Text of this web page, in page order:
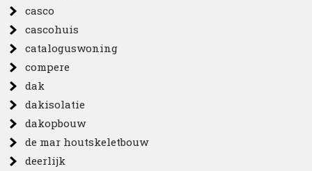
casco
cascohuis
cataloguswoning
compere
dak
dakisolatie
dakopbouw
de mar houtskeletbouw
deerlijk